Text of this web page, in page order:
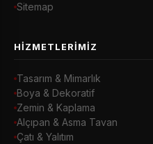
Sitemap
HIZMETLERIMIZ
Tasarım & Mimarlık
Boya & Dekoratif
Zemin & Kaplama
Alçıpan & Asma Tavan
Çatı & Yalıtım